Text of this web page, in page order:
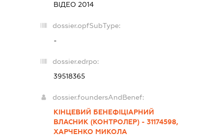
ВІДЕО 2014
dossier.opfSubType:
-
dossier.edrpo:
39518365
dossier.foundersAndBenef:
КІНЦЕВИЙ БЕНЕФІЦІАРНИЙ
ВЛАСНИК (КОНТРОЛЕР) - 31174598,
ХАРЧЕНКО МИКОЛА